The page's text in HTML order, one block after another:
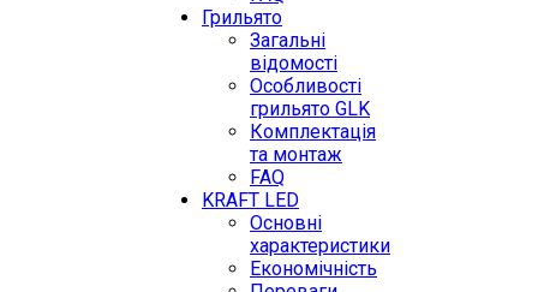
Грильято
Загальні
відомості
Особливості
грильято GLK
Комплектація
та монтаж
FAQ
KRAFT LED
Основні
характеристики
Економічність